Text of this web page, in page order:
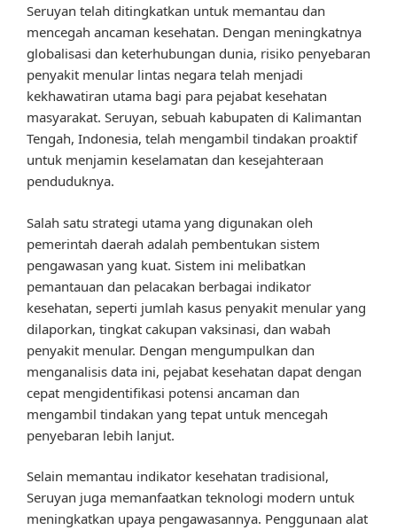
Seruyan telah ditingkatkan untuk memantau dan
mencegah ancaman kesehatan. Dengan meningkatnya
globalisasi dan keterhubungan dunia, risiko penyebaran
penyakit menular lintas negara telah menjadi
kekhawatiran utama bagi para pejabat kesehatan
masyarakat. Seruyan, sebuah kabupaten di Kalimantan
Tengah, Indonesia, telah mengambil tindakan proaktif
untuk menjamin keselamatan dan kesejahteraan
penduduknya.
Salah satu strategi utama yang digunakan oleh
pemerintah daerah adalah pembentukan sistem
pengawasan yang kuat. Sistem ini melibatkan
pemantauan dan pelacakan berbagai indikator
kesehatan, seperti jumlah kasus penyakit menular yang
dilaporkan, tingkat cakupan vaksinasi, dan wabah
penyakit menular. Dengan mengumpulkan dan
menganalisis data ini, pejabat kesehatan dapat dengan
cepat mengidentifikasi potensi ancaman dan
mengambil tindakan yang tepat untuk mencegah
penyebaran lebih lanjut.
Selain memantau indikator kesehatan tradisional,
Seruyan juga memanfaatkan teknologi modern untuk
meningkatkan upaya pengawasannya. Penggunaan alat